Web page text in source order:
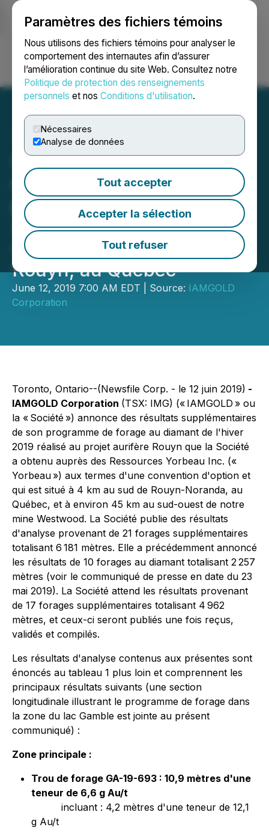
Paramètres des fichiers témoins
Nous utilisons des fichiers témoins pour analyser le
comportement des internautes afin d’assurer
l’amélioration continue du site Web. Consultez notre
Politique de protection des renseignements
personnels et nos Conditions d'utilisation.
Nécessaires
Analyse de données
Tout accepter
Accepter la sélection
Tout refuser
Ouvrir une session Recherche English
IAMGOLD annonce
d'autres résultats de son
programme de forage de
2019 dans la zone du lac
Gamble du projet aurifère
Rouyn, au Québec
June 12, 2019 7:00 AM EDT | Source: IAMGOLD
Corporation
Toronto, Ontario--(Newsfile Corp. - le 12 juin 2019) -
IAMGOLD Corporation (TSX: IMG) (« IAMGOLD » ou
la « Société ») annonce des résultats supplémentaires
de son programme de forage au diamant de l'hiver
2019 réalisé au projet aurifère Rouyn que la Société
a obtenu auprès des Ressources Yorbeau Inc. («
Yorbeau ») aux termes d'une convention d'option et
qui est situé à 4 km au sud de Rouyn-Noranda, au
Québec, et à environ 45 km au sud-ouest de notre
mine Westwood. La Société publie des résultats
d'analyse provenant de 21 forages supplémentaires
totalisant 6 181 mètres. Elle a précédemment annoncé
les résultats de 10 forages au diamant totalisant 2 257
mètres (voir le communiqué de presse en date du 23
mai 2019). La Société attend les résultats provenant
de 17 forages supplémentaires totalisant 4 962
mètres, et ceux-ci seront publiés une fois reçus,
validés et compilés.
Les résultats d'analyse contenus aux présentes sont
énoncés au tableau 1 plus loin et comprennent les
principaux résultats suivants (une section
longitudinale illustrant le programme de forage dans
la zone du lac Gamble est jointe au présent
communiqué) :
Zone principale :
Trou de forage GA-19-693 : 10,9 mètres d'une
teneur de 6,6 g Au/t
incluant : 4,2 mètres d'une teneur de 12,1
g Au/t